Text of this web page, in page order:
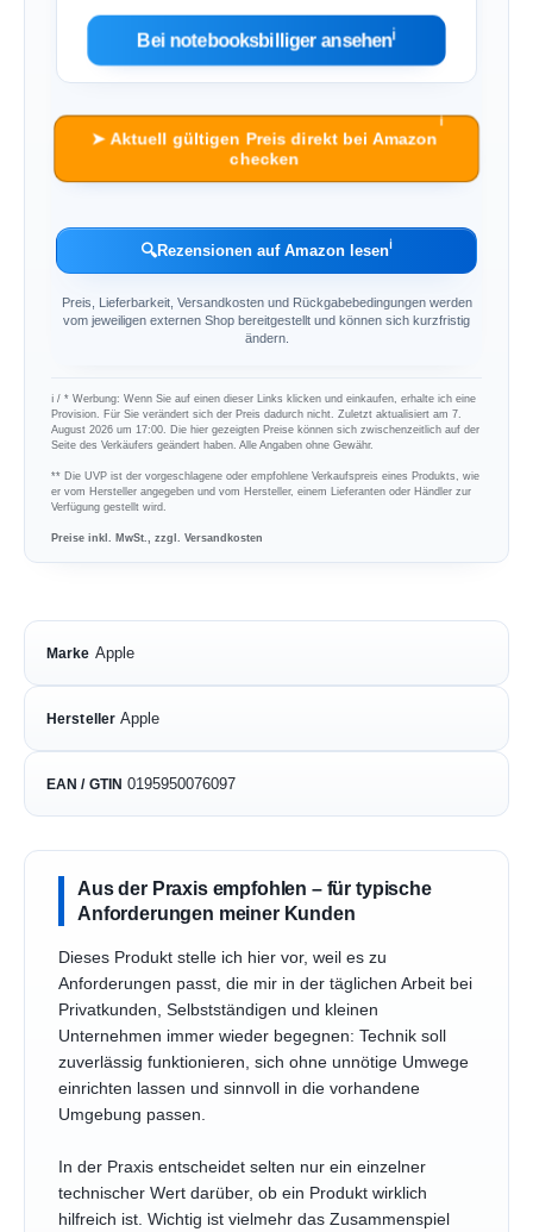
Bei notebooksbilliger ansehenℹ︎
➤ Aktuell gültigen Preis direkt bei Amazon
checken
ℹ︎
🔍Rezensionen auf Amazon lesenℹ︎
Preis, Lieferbarkeit, Versandkosten und Rückgabebedingungen werden
vom jeweiligen externen Shop bereitgestellt und können sich kurzfristig
ändern.
ℹ︎ / * Werbung: Wenn Sie auf einen dieser Links klicken und einkaufen, erhalte ich eine
Provision. Für Sie verändert sich der Preis dadurch nicht. Zuletzt aktualisiert am 7.
August 2026 um 17:00. Die hier gezeigten Preise können sich zwischenzeitlich auf der
Seite des Verkäufers geändert haben. Alle Angaben ohne Gewähr.
** Die UVP ist der vorgeschlagene oder empfohlene Verkaufspreis eines Produkts, wie
er vom Hersteller angegeben und vom Hersteller, einem Lieferanten oder Händler zur
Verfügung gestellt wird.
Preise inkl. MwSt., zzgl. Versandkosten
Marke Apple
Hersteller Apple
EAN / GTIN 0195950076097
Aus der Praxis empfohlen – für typische
Anforderungen meiner Kunden
Dieses Produkt stelle ich hier vor, weil es zu
Anforderungen passt, die mir in der täglichen Arbeit bei
Privatkunden, Selbstständigen und kleinen
Unternehmen immer wieder begegnen: Technik soll
zuverlässig funktionieren, sich ohne unnötige Umwege
einrichten lassen und sinnvoll in die vorhandene
Umgebung passen.
In der Praxis entscheidet selten nur ein einzelner
technischer Wert darüber, ob ein Produkt wirklich
hilfreich ist. Wichtig ist vielmehr das Zusammenspiel